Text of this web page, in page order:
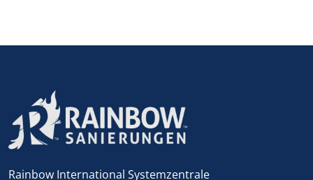
Rainbow International Systemzentrale